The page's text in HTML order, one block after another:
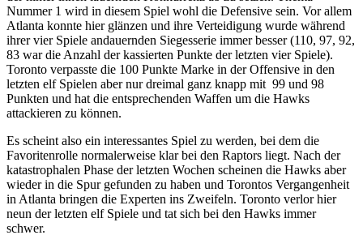
Nummer 1 wird in diesem Spiel wohl die Defensive sein. Vor allem
Atlanta konnte hier glänzen und ihre Verteidigung wurde während
ihrer vier Spiele andauernden Siegesserie immer besser (110, 97, 92,
83 war die Anzahl der kassierten Punkte der letzten vier Spiele).
Toronto verpasste die 100 Punkte Marke in der Offensive in den
letzten elf Spielen aber nur dreimal ganz knapp mit 99 und 98
Punkten und hat die entsprechenden Waffen um die Hawks
attackieren zu können.
Es scheint also ein interessantes Spiel zu werden, bei dem die
Favoritenrolle normalerweise klar bei den Raptors liegt. Nach der
katastrophalen Phase der letzten Wochen scheinen die Hawks aber
wieder in die Spur gefunden zu haben und Torontos Vergangenheit
in Atlanta bringen die Experten ins Zweifeln. Toronto verlor hier
neun der letzten elf Spiele und tat sich bei den Hawks immer
schwer.